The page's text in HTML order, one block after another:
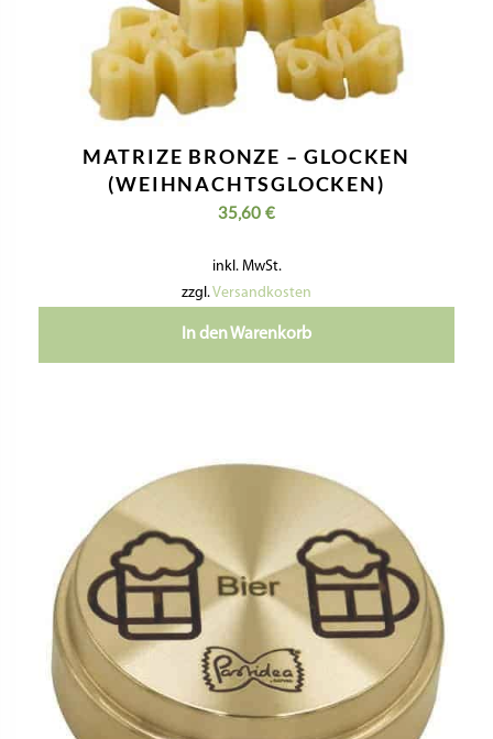
MATRIZE BRONZE – GLOCKEN
(WEIHNACHTSGLOCKEN)
35,60 €
inkl. MwSt.
zzgl.Versandkosten
In den Warenkorb